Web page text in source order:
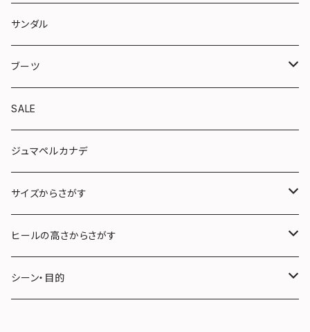
トラッド
やさしい靴シリーズ
サンダル
ブーツ
ショート
ロング
SALE
ジュマペルカナデ
サイズからさがす
22.0〜22.5cm (S)
23.0〜23.5cm (M)
ヒールの高さからさがす
３cm未満
シーン・目的